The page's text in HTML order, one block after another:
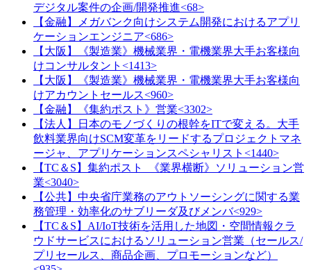
デジタル案件の企画/開発推進<68>
【金融】メガバンク向けシステム開発におけるアプリ
ケーションエンジニア<686>
【大阪】《製造業》機械業界・電機業界大手お客様向
けコンサルタント<1413>
【大阪】《製造業》機械業界・電機業界大手お客様向
けアカウントセールス<960>
【金融】《集約ポスト》営業<3302>
【法人】日本のモノづくりの根幹をITで変える。大手
飲料業界向けSCM変革をリードするプロジェクトマネ
ージャ、アプリケーションスペシャリスト<1440>
【TC＆S】集約ポスト_《業界横断》ソリューション営
業<3040>
【公共】中央省庁業務のアウトソーシングに関する業
務管理・効率化のサブリーダ及びメンバ<929>
【TC＆S】AI/IoT技術を活用した地図・空間情報クラ
ウドサービスにおけるソリューション営業（セールス/
プリセールス、商品企画、プロモーションなど）